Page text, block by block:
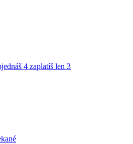
4 zaplatíš len 3